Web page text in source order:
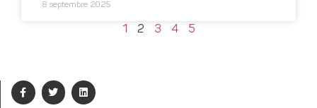
8 septembre 2025
1 2 3 4 5